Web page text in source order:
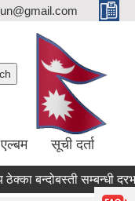
सूची दर्ता
बन्दोबस्ती सम्बन्धी